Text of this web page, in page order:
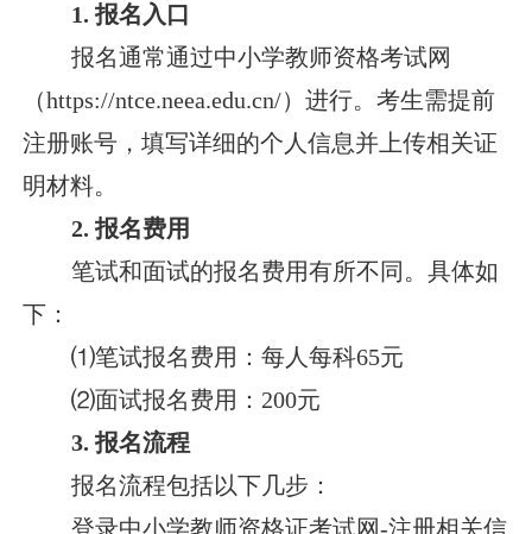
1. 报名入口
报名通常通过中小学教师资格考试网
（https://ntce.neea.edu.cn/）进行。考生需提前
注册账号，填写详细的个人信息并上传相关证
明材料。
2. 报名费用
笔试和面试的报名费用有所不同。具体如
下：
⑴笔试报名费用：每人每科65元
⑵面试报名费用：200元
3. 报名流程
报名流程包括以下几步：
登录中小学教师资格证考试网-注册相关信